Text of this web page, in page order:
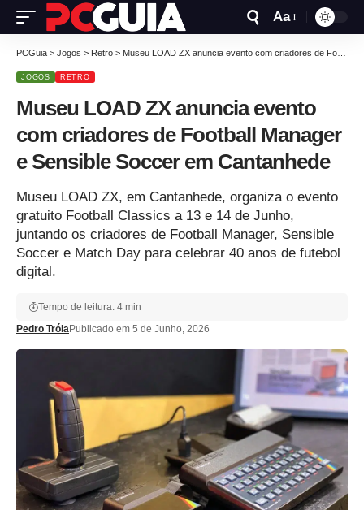
Aa
PCGuia > Jogos > Retro > Museu LOAD ZX anuncia evento com criadores de Football Manager e Sensible Soccer em Cantanhede
JOGOS RETRO
Museu LOAD ZX anuncia evento
com criadores de Football Manager
e Sensible Soccer em Cantanhede
Museu LOAD ZX, em Cantanhede, organiza o evento
gratuito Football Classics a 13 e 14 de Junho,
juntando os criadores de Football Manager, Sensible
Soccer e Match Day para celebrar 40 anos de futebol
digital.
Pedro TróiaPublicado em 5 de Junho, 2026
Tempo de leitura: 4 min